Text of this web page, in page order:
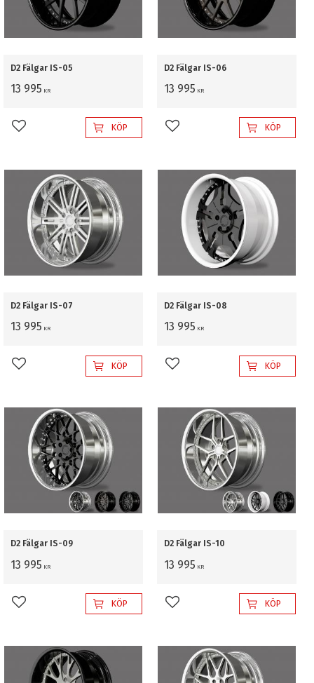
D2 Fälgar IS-05
13 995 KR
Lägg till i favoriterKÖP
D2 Fälgar IS-06
13 995 KR
Lägg till i favoriterKÖP
D2 Fälgar IS-07
13 995 KR
Lägg till i favoriterKÖP
D2 Fälgar IS-08
13 995 KR
Lägg till i favoriterKÖP
D2 Fälgar IS-09
13 995 KR
Lägg till i favoriterKÖP
D2 Fälgar IS-10
13 995 KR
Lägg till i favoriterKÖP